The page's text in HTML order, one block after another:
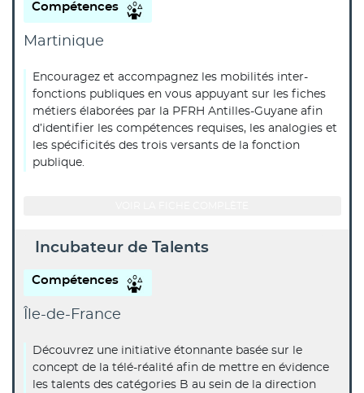
Compétences
Martinique
Encouragez et accompagnez les mobilités inter-
fonctions publiques en vous appuyant sur les fiches
métiers élaborées par la PFRH Antilles-Guyane afin
d’identifier les compétences requises, les analogies et
les spécificités des trois versants de la fonction
publique.
Incubateur de Talents
Compétences
Île-de-France
Découvrez une initiative étonnante basée sur le
concept de la télé-réalité afin de mettre en évidence
les talents des catégories B au sein de la direction